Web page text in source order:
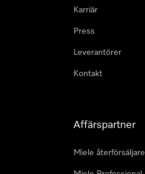
Karriär
Press
Leverantörer
Kontakt
Affärspartner
Miele återförsäljare